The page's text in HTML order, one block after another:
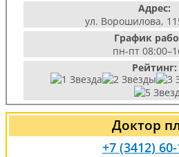
Адрес:
ул. Ворошилова,
График
пн-пт
Рейтинг:
Доктор
+7 (3412) 60-